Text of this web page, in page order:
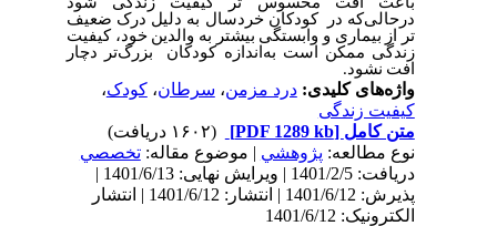
باعث افت محسوس تر کیفیت زندگی شود
درحالی‌که در کودکان خردسال به دلیل درک ضعیف
تر از بیماری و وابستگی بیشتر به والدین خود، کیفیت
زندگی ممکن است به‌اندازه کودکان بزرگ‌تر دچار
افت نشود.
واژه‌های کلیدی:درد مزمن،سرطان،کودک،
کیفیت زندگی
متن کامل[PDF 1289 kb]
نوع مطالعه:پژوهشي| موضوع مقاله:تخصصي
دریافت: 1401/2/5 | ویرایش نهایی: 1401/6/13 |
پذیرش: 1401/6/12 | انتشار: 1401/6/12 | انتشار
الکترونیک: 1401/6/12